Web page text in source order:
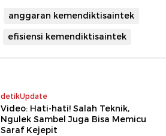
anggaran kemendiktisaintek
efisiensi kemendiktisaintek
detikUpdate
Video: Hati-hati! Salah Teknik,
Ngulek Sambel Juga Bisa Memicu
Saraf Kejepit